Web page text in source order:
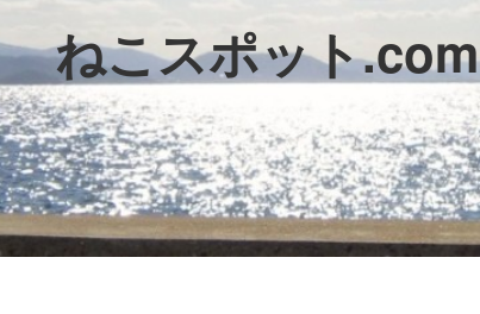
ねこスポット.com